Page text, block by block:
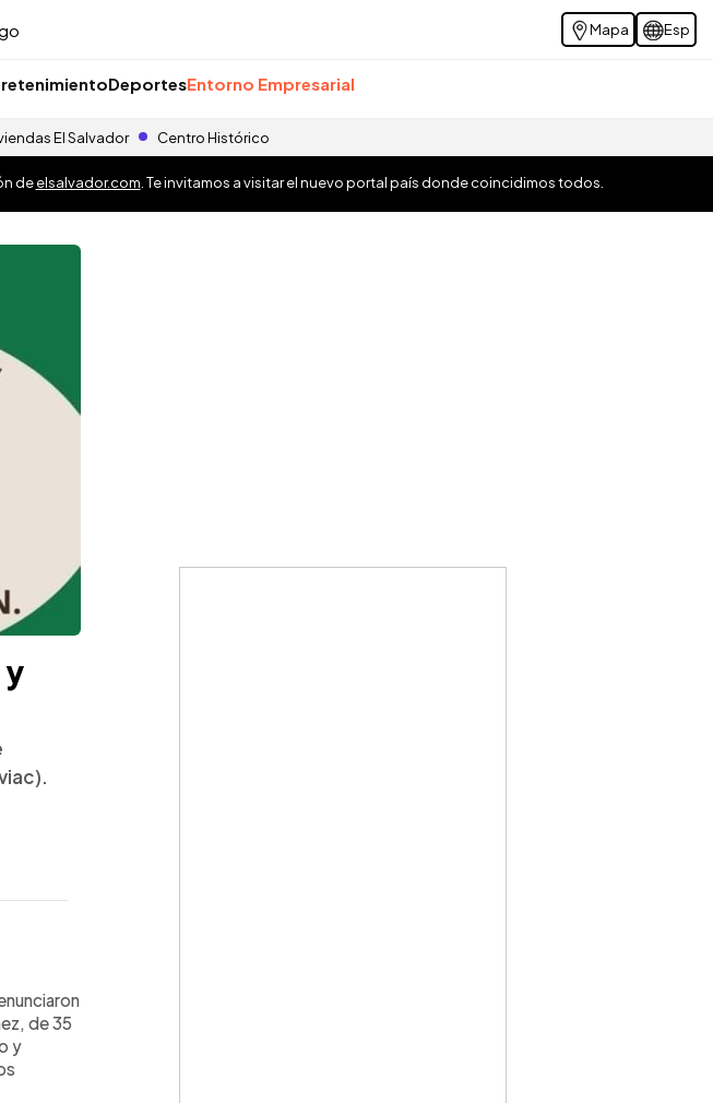
Mapa Esp
DeportesEntorno Empresarial
El Salvador Centro Histórico
deelsalvador.com . Te invitamos a visitar el nuevo portal país donde coincidimos todos.
y
de 35
y